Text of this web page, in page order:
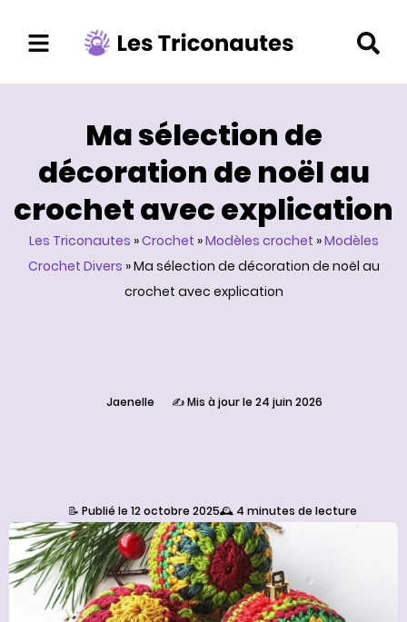
Aller
au
Ma sélection de
décoration de noël au
crochet avec explication
Les Triconautes »Crochet »Modèles crochet »Modèles
Crochet Divers »Ma sélection de décoration de noël au
crochet avec explication
Jaenelle ✍️ Mis à jour le 24 juin 2026
📝 Publié le 12 octobre 2025🕰️ 4 minutes de lecture